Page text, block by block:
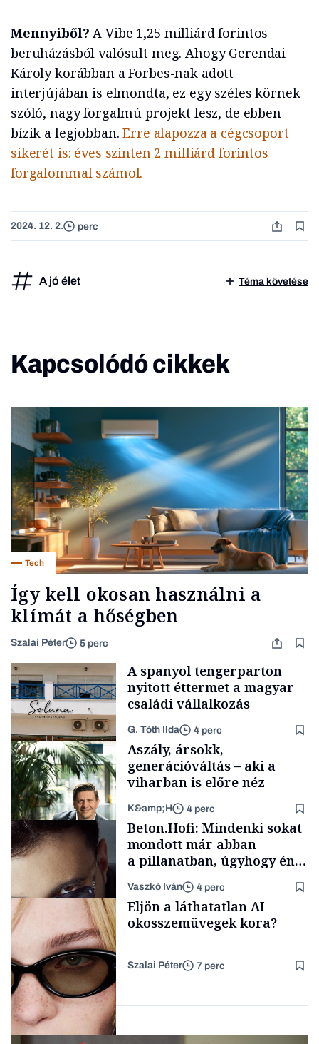
Mennyiből? A Vibe 1,25 milliárd forintos
beruházásból valósult meg. Ahogy Gerendai
Károly korábban a Forbes-nak adott
interjújában is elmondta, ez egy széles körnek
szóló, nagy forgalmú projekt lesz, de ebben
bízik a legjobban.Erre alapozza a cégcsoport
sikerét is: éves szinten 2 milliárd forintos
forgalommal számol.
2024. 12. 2. perc
A jó élet Téma követése
Kapcsolódó cikkek
Tech
Így kell okosan használni a
klímát a hőségben
Szalai Péter 5 perc
Gasztró
A spanyol tengerparton
nyitott éttermet a magyar
családi vállalkozás
G. Tóth Ilda 4 perc
TÁMOGATÓI
TARTALOM
Aszály, ársokk,
generációváltás – aki a
viharban is előre néz
K&amp;H 4 perc
Forbes-sztori
Beton.Hofi: Mindenki sokat
mondott már abban
a pillanatban, úgyhogy én
a legsarkosabb
gondolataimat akartam
kimondani
Vaszkó Iván 4 perc
Eljön a láthatatlan AI
okosszemüvegek kora?
Szalai Péter 7 perc